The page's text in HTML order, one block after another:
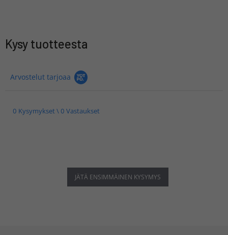
Kysy tuotteesta
Arvostelut tarjoaa
0 Kysymykset \ 0 Vastaukset
JÄTÄ ENSIMMÄINEN KYSYMYS